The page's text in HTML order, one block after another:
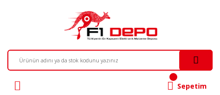
Sepetim